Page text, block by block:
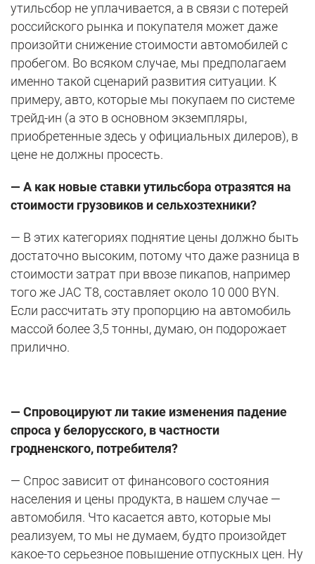
утильсбор не уплачивается, а в связи с потерей
российского рынка и покупателя может даже
произойти снижение стоимости автомобилей с
пробегом. Во всяком случае, мы предполагаем
именно такой сценарий развития ситуации. К
примеру, авто, которые мы покупаем по системе
трейд-ин (а это в основном экземпляры,
приобретенные здесь у официальных дилеров), в
цене не должны просесть.
— А как новые ставки утильсбора отразятся на
стоимости грузовиков и сельхозтехники?
— В этих категориях поднятие цены должно быть
достаточно высоким, потому что даже разница в
стоимости затрат при ввозе пикапов, например
того же JAC Т8, составляет около 10 000 BYN.
Если рассчитать эту пропорцию на автомобиль
массой более 3,5 тонны, думаю, он подорожает
прилично.
— Спровоцируют ли такие изменения падение
спроса у белорусского, в частности
гродненского, потребителя?
— Спрос зависит от финансового состояния
населения и цены продукта, в нашем случае —
автомобиля. Что касается авто, которые мы
реализуем, то мы не думаем, будто произойдет
какое-то серьезное повышение отпускных цен. Ну